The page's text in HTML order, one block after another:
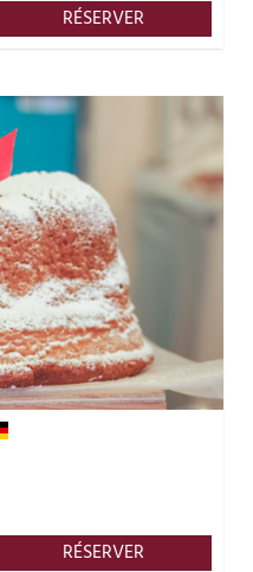
RÉSERVER
RÉSERVER